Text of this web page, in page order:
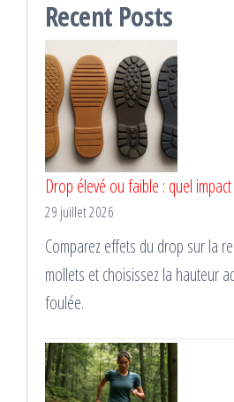
Recent Posts
Drop élevé ou faible : quel
29 juillet 2026
Comparez effets du drop sur la
mollets et choisissez la hauteur
foulée.